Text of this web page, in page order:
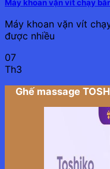
Máy khoan vặn vít chạy
Máy khoan vặn vít
được nhiều
07
Th3
Ghế massage